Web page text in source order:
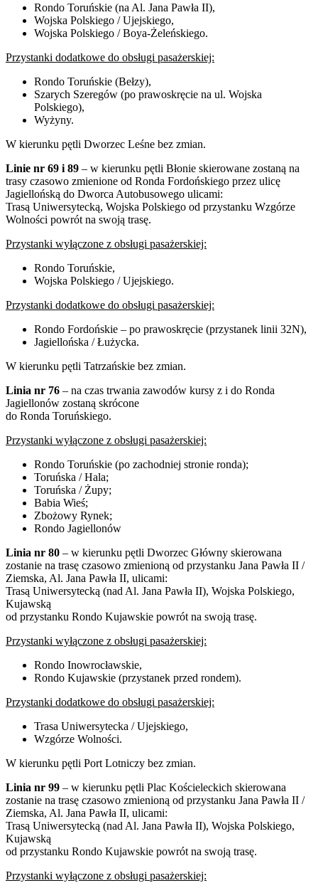
Rondo Toruńskie (na Al. Jana Pawła II),
Wojska Polskiego / Ujejskiego,
Wojska Polskiego / Boya-Żeleńskiego.
Przystanki dodatkowe do obsługi pasażerskiej:
Rondo Toruńskie (Bełzy),
Szarych Szeregów (po prawoskręcie na ul. Wojska
Polskiego),
Wyżyny.
W kierunku pętli Dworzec Leśne bez zmian.
Linie nr 69 i 89 – w kierunku pętli Błonie skierowane zostaną na
trasy czasowo zmienione od Ronda Fordońskiego przez ulicę
Jagiellońską do Dworca Autobusowego ulicami:
Trasą Uniwersytecką, Wojska Polskiego od przystanku Wzgórze
Wolności powrót na swoją trasę.
Przystanki wyłączone z obsługi pasażerskiej:
Rondo Toruńskie,
Wojska Polskiego / Ujejskiego.
Przystanki dodatkowe do obsługi pasażerskiej:
Rondo Fordońskie – po prawoskręcie (przystanek linii 32N),
Jagiellońska / Łużycka.
W kierunku pętli Tatrzańskie bez zmian.
Linia nr 76 – na czas trwania zawodów kursy z i do Ronda
Jagiellonów zostaną skrócone
do Ronda Toruńskiego.
Przystanki wyłączone z obsługi pasażerskiej:
Rondo Toruńskie (po zachodniej stronie ronda);
Toruńska / Hala;
Toruńska / Żupy;
Babia Wieś;
Zbożowy Rynek;
Rondo Jagiellonów
Linia nr 80 – w kierunku pętli Dworzec Główny skierowana
zostanie na trasę czasowo zmienioną od przystanku Jana Pawła II /
Ziemska, Al. Jana Pawła II, ulicami:
Trasą Uniwersytecką (nad Al. Jana Pawła II), Wojska Polskiego,
Kujawską
od przystanku Rondo Kujawskie powrót na swoją trasę.
Przystanki wyłączone z obsługi pasażerskiej:
Rondo Inowrocławskie,
Rondo Kujawskie (przystanek przed rondem).
Przystanki dodatkowe do obsługi pasażerskiej:
Trasa Uniwersytecka / Ujejskiego,
Wzgórze Wolności.
W kierunku pętli Port Lotniczy bez zmian.
Linia nr 99 – w kierunku pętli Plac Kościeleckich skierowana
zostanie na trasę czasowo zmienioną od przystanku Jana Pawła II /
Ziemska, Al. Jana Pawła II, ulicami:
Trasą Uniwersytecką (nad Al. Jana Pawła II), Wojska Polskiego,
Kujawską
od przystanku Rondo Kujawskie powrót na swoją trasę.
Przystanki wyłączone z obsługi pasażerskiej: